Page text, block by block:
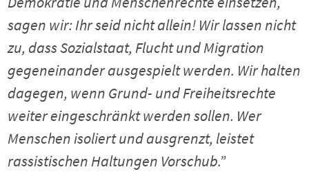
sagen wir: Ihr seid nicht allein! Wir lassen nicht
zu, dass Sozialstaat, Flucht und Migration
gegeneinander ausgespielt werden. Wir halten
dagegen, wenn Grund- und Freiheitsrechte
weiter eingeschränkt werden sollen. Wer
Menschen isoliert und ausgrenzt, leistet
rassistischen Haltungen Vorschub.”